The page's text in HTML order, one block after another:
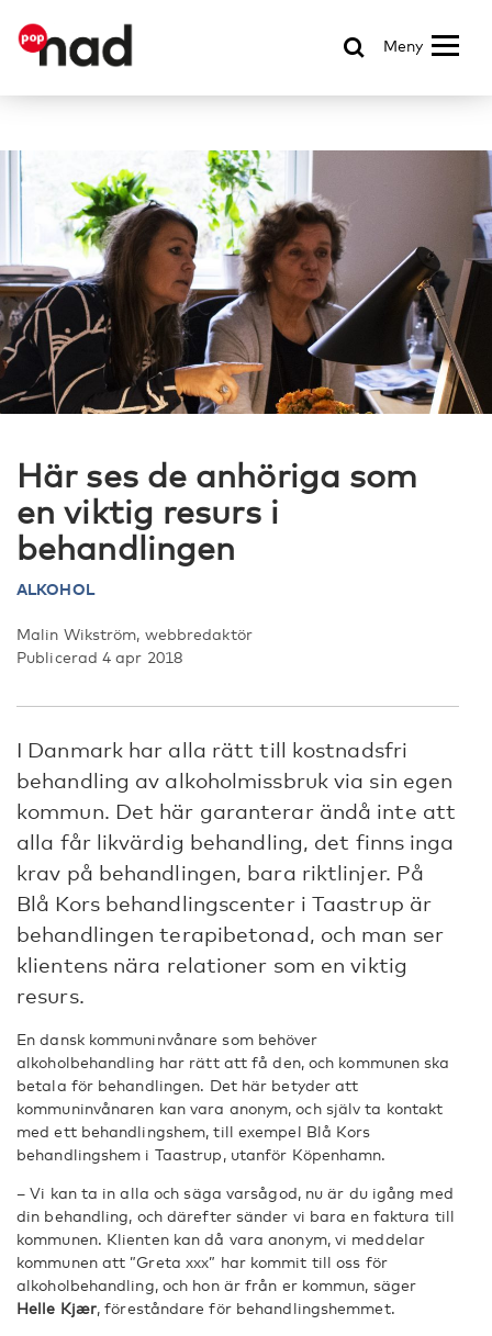
Meny
Här ses de anhöriga som
en viktig resurs i
behandlingen
ALKOHOL
Malin Wikström, webbredaktör
Publicerad 4 apr 2018
I Danmark har alla rätt till kostnadsfri
behandling av alkoholmissbruk via sin egen
kommun. Det här garanterar ändå inte att
alla får likvärdig behandling, det finns inga
krav på behandlingen, bara riktlinjer. På
Blå Kors behandlingscenter i Taastrup är
behandlingen terapibetonad, och man ser
klientens nära relationer som en viktig
resurs.
En dansk kommuninvånare som behöver
alkoholbehandling har rätt att få den, och kommunen ska
betala för behandlingen. Det här betyder att
kommuninvånaren kan vara anonym, och själv ta kontakt
med ett behandlingshem, till exempel Blå Kors
behandlingshem i Taastrup, utanför Köpenhamn.
– Vi kan ta in alla och säga varsågod, nu är du igång med
din behandling, och därefter sänder vi bara en faktura till
kommunen. Klienten kan då vara anonym, vi meddelar
kommunen att ”Greta xxx” har kommit till oss för
alkoholbehandling, och hon är från er kommun, säger
Helle Kjær, föreståndare för behandlingshemmet.